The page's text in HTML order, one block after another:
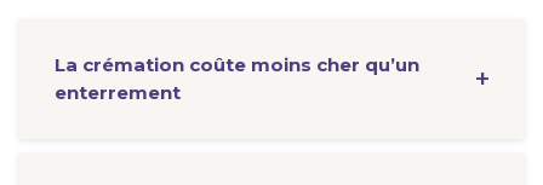
La crémation coûte moins cher qu’un
enterrement